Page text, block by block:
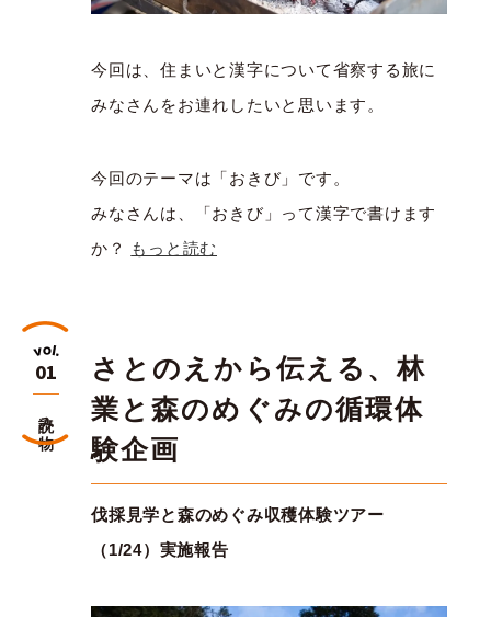
今回は、住まいと漢字について省察する旅に
みなさんをお連れしたいと思います。
今回のテーマは「おきび」です。
みなさんは、「おきび」って漢字で書けます
か？
もっと読む
さとのえから伝える、林
業と森のめぐみの循環体
験企画
伐採見学と森のめぐみ収穫体験ツアー
（1/24）実施報告
01
読み物